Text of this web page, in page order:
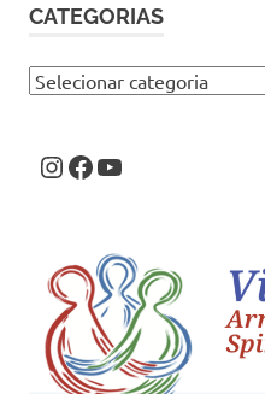
CATEGORIAS
Categorias
Instagram
Facebook
Youtube